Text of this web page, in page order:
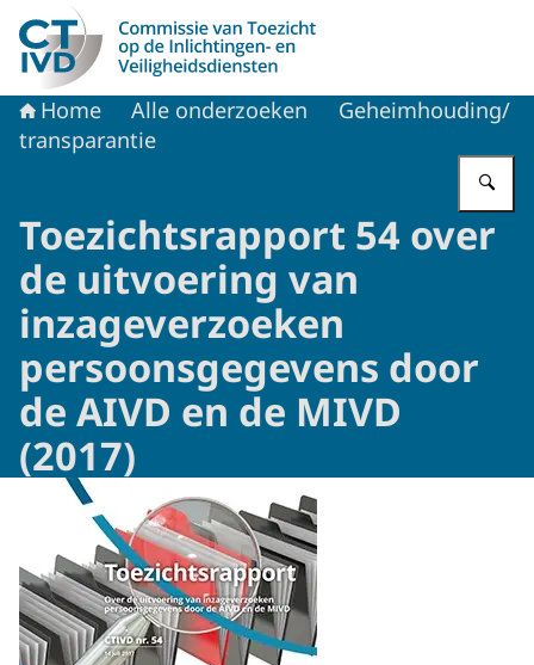
Naar de homepage van CTIVD
Home Alle onderzoeken
Geheimhouding/
transparantie
Toezichtsrapport 54 over
de uitvoering van
inzageverzoeken
persoonsgegevens door
de AIVD en de MIVD
(2017)